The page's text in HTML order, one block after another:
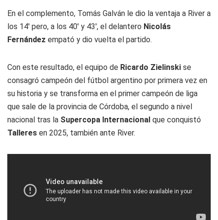
En el complemento, Tomás Galván le dio la ventaja a River a
los 14' pero, a los 40' y 43', el delantero Nicolás
Fernández empató y dio vuelta el partido.
Con este resultado, el equipo de Ricardo Zielinski se
consagró campeón del fútbol argentino por primera vez en
su historia y se transforma en el primer campeón de liga
que sale de la provincia de Córdoba, el segundo a nivel
nacional tras la Supercopa Internacional que conquistó
Talleres en 2025, también ante River.